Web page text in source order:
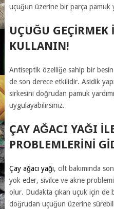
uçuğun üzerine bir parça pamuk
UÇUĞU GEÇIRMEK
KULLANIN!
Antiseptik özelliğe sahip bir
de son derece etkilidir. Asidik
sirkesini doğrudan pamuk
uygulayabilirsiniz.
ÇAY AĞACI YAĞI
PROBLEMLERINI
Çay ağacı yağı, cilt bakımında
yok eder, sivilce ve akne
olur. Dudakta çıkan uçuk için de
doğrudan uçuğun üzerine